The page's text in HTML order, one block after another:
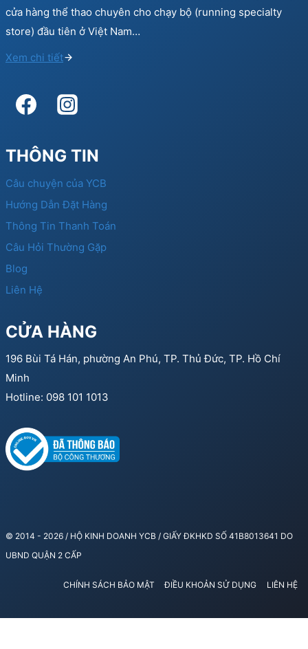
cửa hàng thể thao chuyên cho chạy bộ (running specialty
store) đầu tiên ở Việt Nam…
Xem chi tiết
THÔNG TIN
Câu chuyện của YCB
Hướng Dẫn Đặt Hàng
Thông Tin Thanh Toán
Câu Hỏi Thường Gặp
Blog
Liên Hệ
CỬA HÀNG
196 Bùi Tá Hán, phường An Phú, TP. Thủ Đức, TP. Hồ Chí
Minh
Hotline: 098 101 1013
© 2014 - 2026 / HỘ KINH DOANH YCB / GIẤY ĐKHKD SỐ 41B8013641 DO
UBND QUẬN 2 CẤP
CHÍNH SÁCH BẢO MẬT ĐIỀU KHOẢN SỬ DỤNG LIÊN HỆ